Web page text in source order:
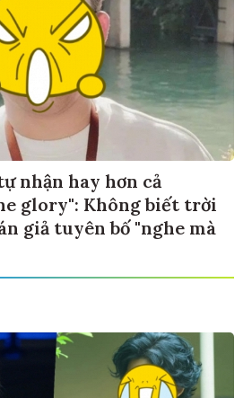
nhận hay hơn cả
glory": Không biết trời
giả tuyên bố "nghe mà